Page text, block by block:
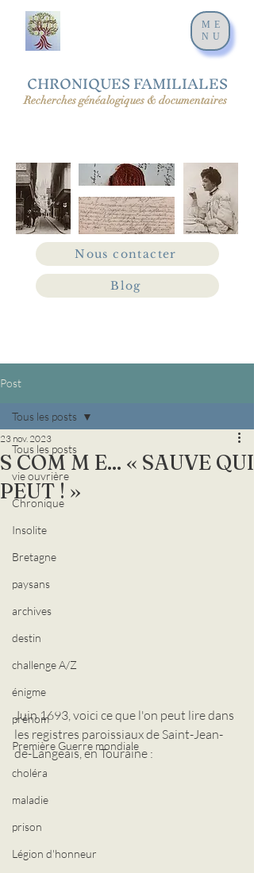
CHRONIQUES FAMILIALES
Recherches généalogiques & documentaires
Nous contacter
Blog
ME
NU
Post
Tous les posts
vie ouvrière
Chronique
Insolite
Bretagne
paysans
archives
destin
challenge A/Z
énigme
prénom
Première Guerre mondiale
choléra
maladie
prison
Légion d'honneur
Tous les posts
S COM M E... « SAUVE QUI
PEUT ! »
23 nov. 2023
Juin 1693, voici ce que l'on peut lire dans
les registres paroissiaux de Saint-Jean-
de-Langeais, en Touraine :